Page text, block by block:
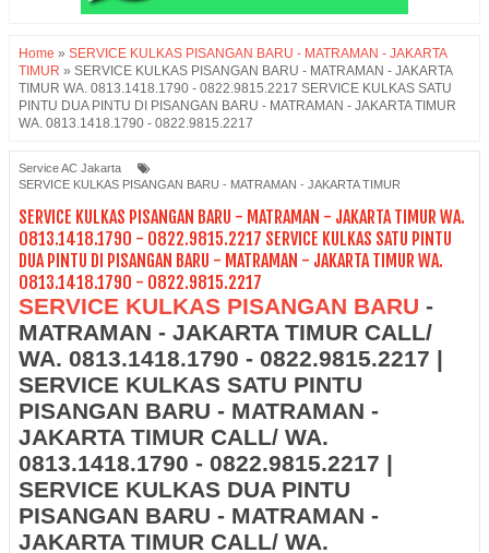
Home » SERVICE KULKAS PISANGAN BARU - MATRAMAN - JAKARTA
TIMUR » SERVICE KULKAS PISANGAN BARU - MATRAMAN - JAKARTA
TIMUR WA. 0813.1418.1790 - 0822.9815.2217 SERVICE KULKAS SATU
PINTU DUA PINTU DI PISANGAN BARU - MATRAMAN - JAKARTA TIMUR
WA. 0813.1418.1790 - 0822.9815.2217
Service AC Jakarta
SERVICE KULKAS PISANGAN BARU - MATRAMAN - JAKARTA TIMUR
SERVICE KULKAS PISANGAN BARU - MATRAMAN - JAKARTA TIMUR WA.
0813.1418.1790 - 0822.9815.2217 SERVICE KULKAS SATU PINTU
DUA PINTU DI PISANGAN BARU - MATRAMAN - JAKARTA TIMUR WA.
0813.1418.1790 - 0822.9815.2217
SERVICE KULKAS PISANGAN BARU -
MATRAMAN - JAKARTA TIMUR CALL/
WA. 0813.1418.1790 - 0822.9815.2217 |
SERVICE KULKAS SATU PINTU
PISANGAN BARU - MATRAMAN -
JAKARTA TIMUR CALL/ WA.
0813.1418.1790 - 0822.9815.2217 |
SERVICE KULKAS DUA PINTU
PISANGAN BARU - MATRAMAN -
JAKARTA TIMUR CALL/ WA.